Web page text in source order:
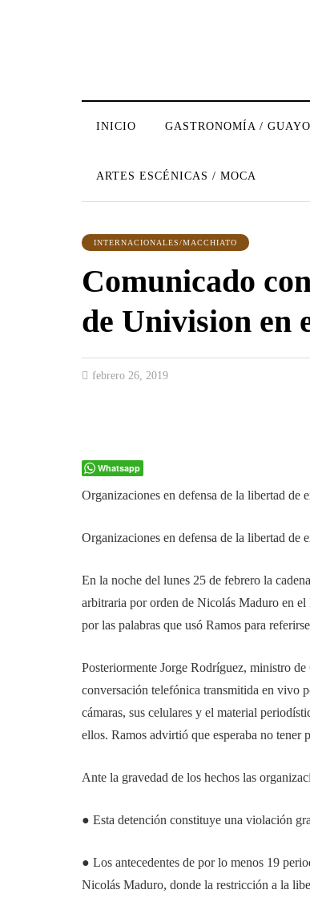
INICIO GASTRONOMÍA /
ARTES ESCÉNICAS / MOCA
INTERNACIONALES/MACCHIATO
Comunicado
de Univision en
febrero 26, 2019
Whatsapp
Organizaciones en defensa de la libertad
Organizaciones en defensa de la libertad
En la noche del lunes 25 de febrero la
arbitraria por orden de Nicolás Maduro en
por las palabras que usó Ramos para
Posteriormente Jorge Rodríguez, ministro
conversación telefónica transmitida en vivo
cámaras, sus celulares y el material
ellos. Ramos advirtió que esperaba no tener
Ante la gravedad de los hechos las
● Esta detención constituye una violación
● Los antecedentes de por lo menos 19
Nicolás Maduro, donde la restricción a la